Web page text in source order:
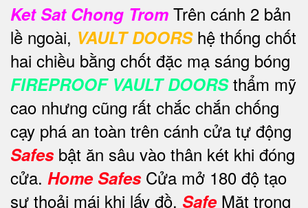
Ket Sat Chong Trom Trên cánh 2 bản
lề ngoài, VAULT DOORShệ thống chốt
hai chiều bằng chốt đặc mạ sáng bóng
FIREPROOF VAULT DOORSthẩm mỹ
cao nhưng cũng rất chắc chắn chống
cạy phá an toàn trên cánh cửa tự động
Safesbật ăn sâu vào thân két khi đóng
cửa. Home Safes Cửa mở 180 độ tạo
sự thoải mái khi lấy đồ. Safe Mặt trong